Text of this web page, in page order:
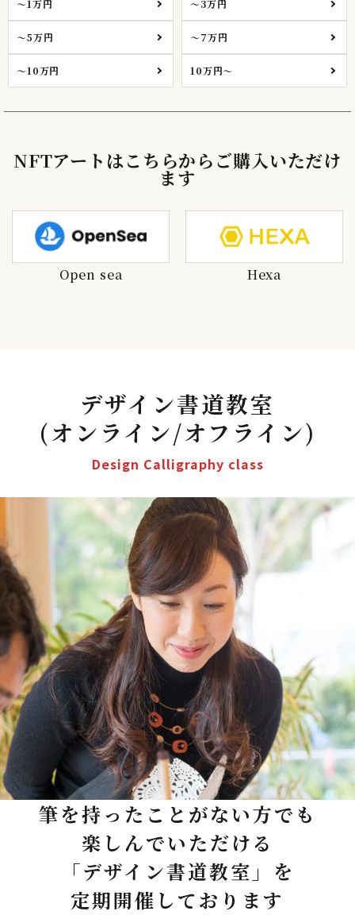
～1万円 ～3万円
～5万円 ～7万円
～10万円 10万円～
NFTアートはこちらからご購入いただけ
ます
Open sea Hexa
デザイン書道教室
(オンライン/オフライン)
Design Calligraphy class
筆を持ったことがない方でも
楽しんでいただける
「デザイン書道教室」を
定期開催しております